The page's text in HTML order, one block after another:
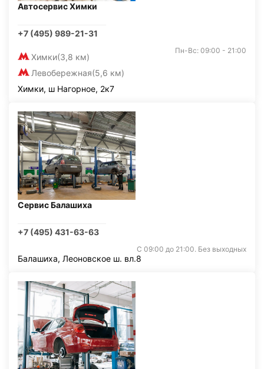
Автосервис Химки
+7 (495) 989-21-31
Химки(3,8 км)
Левобережная(5,6 км)
Пн-Вс: 09:00 - 21:00
Химки, ш Нагорное, 2к7
Сервис Балашиха
+7 (495) 431-63-63
С 09:00 до 21:00. Без выходных
Балашиха, Леоновское ш. вл.8